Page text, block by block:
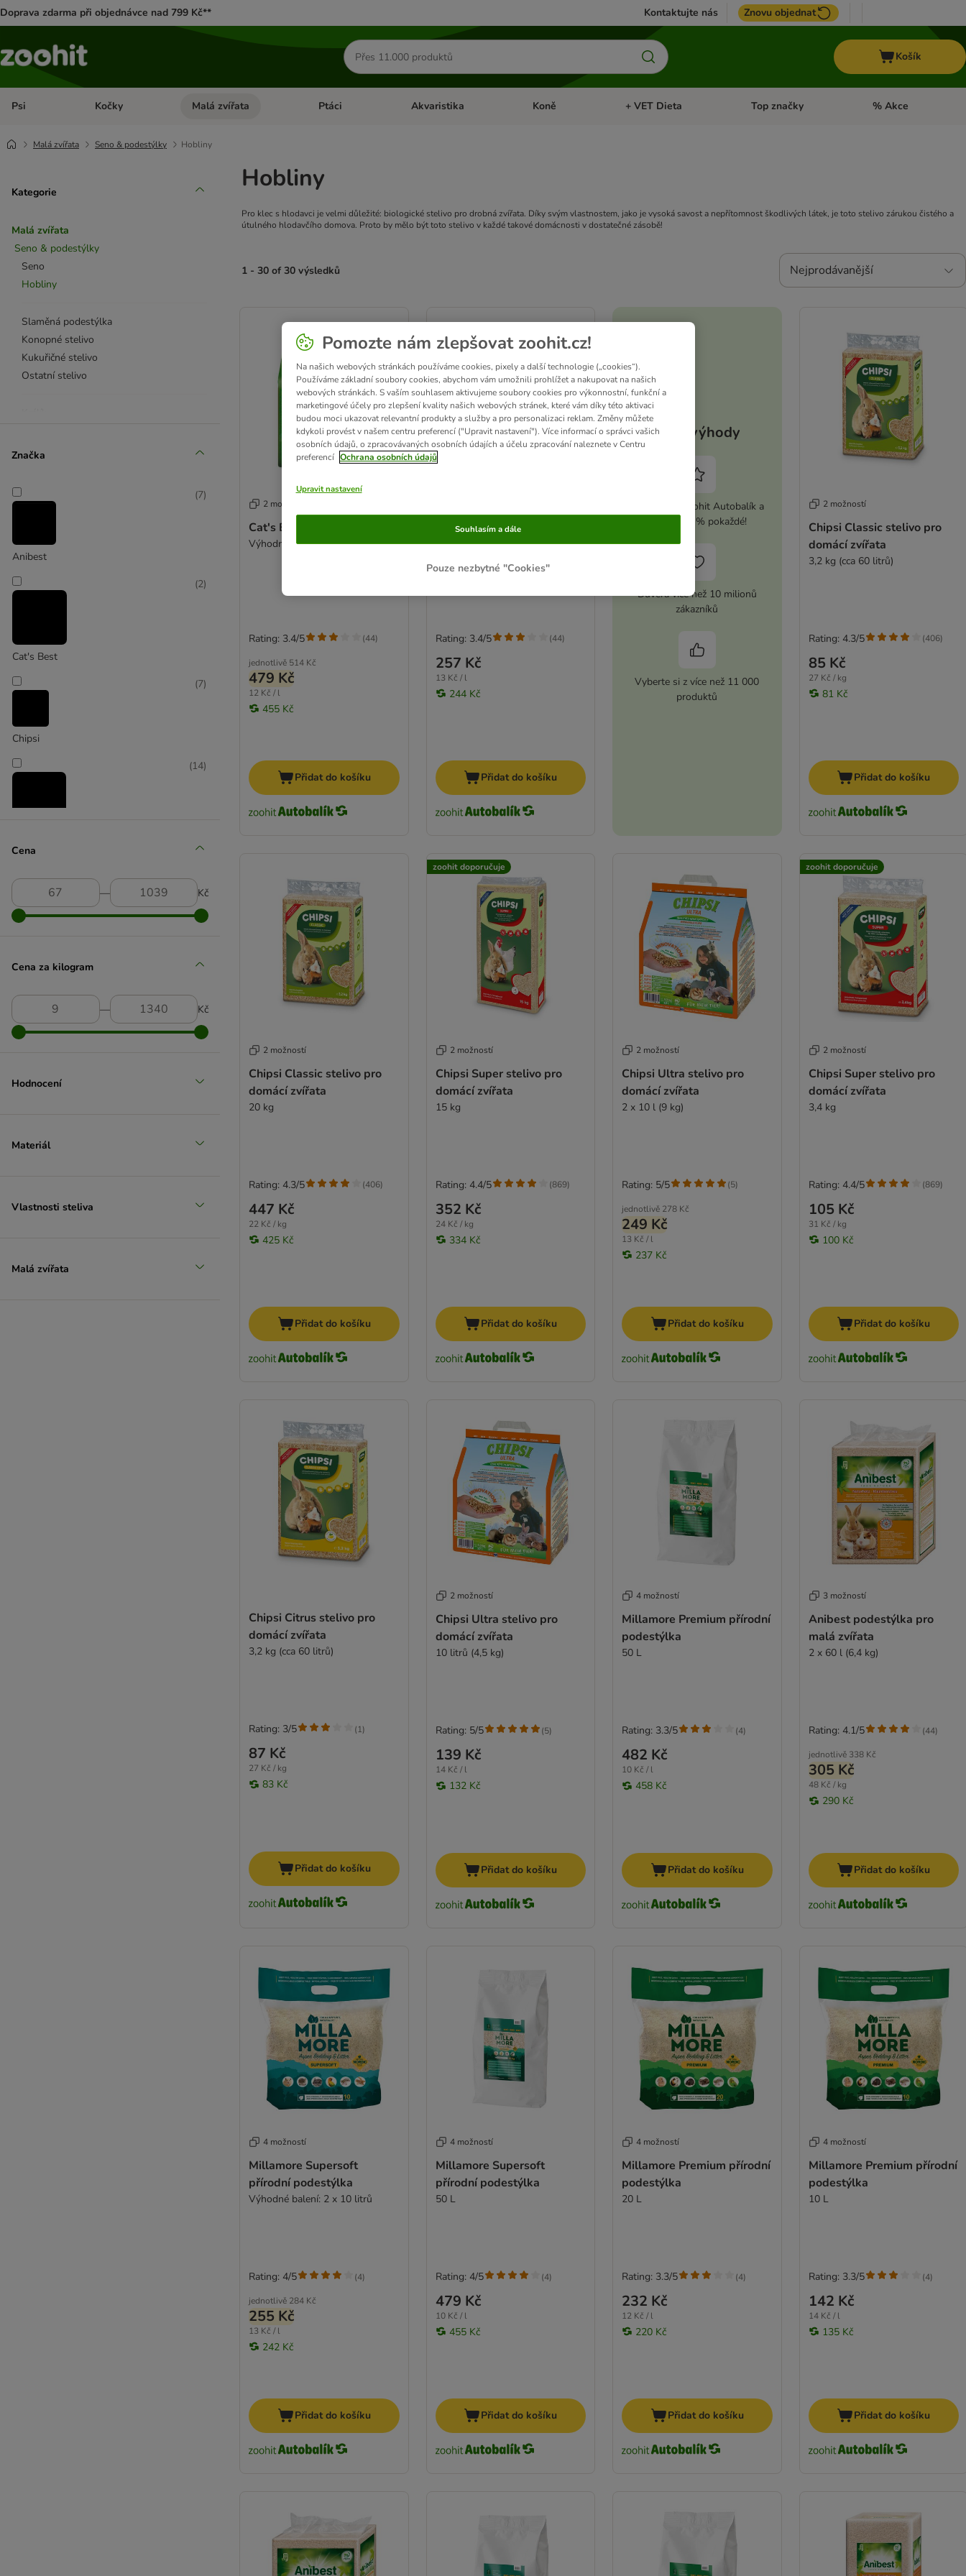
Doprava zdarma při objednávce nad 799 Kč** Kontaktujte nás Znovu objednat
Hledat
produkty
Košík
Psi Otevřít menu: Psi
Kočky Otevřít menu: Kočky
Malá zvířata Otevřít menu: Malá zvířata
Ptáci Otevřít menu: Ptáci
Akvaristika Otevřít menu: Akvaristika
Koně Otevřít menu: Koně
+ VET Dieta Otevřít menu: + VET Dieta
Top značky Otevřít menu: Top
% Akce
Malá zvířata Seno & podestýlky Hobliny
Kategorie
Malá zvířata
Seno & podestýlky
Seno
Hobliny
Slaměná podestýlka
Konopné stelivo
Kukuřičné stelivo
Ostatní stelivo
Potkan
Osmák degu
Značka
Anibest
(7)
Cat's Best
(2)
Chipsi
(7)
(14)
Cena
― Kč
Cena za kilogram
― Kč
Hodnocení
Materiál
Vlastnosti steliva
Malá zvířata
Hobliny
Pro klec s hlodavci je velmi důležité: biologické stelivo pro drobná zvířata. Díky svým vlastnostem, jako je vysoká savost a nepřítomnost škodlivých látek, je toto stelivo zárukou čistého a
útulného hlodavčího domova. Proto by mělo být toto stelivo v každé takové domácnosti v dostatečné zásobě!
1 - 30 of 30 výsledků Nejprodávanější
2 možností
Cat's Best Universal
Výhodné balení 2 x 20 l
jednotlivě 514 Kč
479 Kč
12 Kč / l
455 Kč
Rating: 3.4/5 (44)
Přidat do košíku
Cat's Best Universal
20 l (cca 11 kg)
257 Kč
13 Kč / l
244 Kč
Rating: 3.4/5 (44)
Přidat do košíku
Vaše výhody
Aktivujte si zoohit Autobalík a
ušetřete 5 % pokaždé!
Důvěra více než 10 milionů
zákazníků
Vyberte si z více než 11 000
produktů
2 možností
Chipsi Classic stelivo pro
domácí zvířata
3,2 kg (cca 60 litrů)
85 Kč
27 Kč / kg
81 Kč
Rating: 4.3/5 (406)
Přidat do košíku
2 možností
Chipsi Classic stelivo pro
domácí zvířata
20 kg
447 Kč
22 Kč / kg
425 Kč
Rating: 4.3/5 (406)
Přidat do košíku
zoohit doporučuje
2 možností
Chipsi Super stelivo pro
domácí zvířata
15 kg
352 Kč
24 Kč / kg
334 Kč
Rating: 4.4/5 (869)
Přidat do košíku
2 možností
Chipsi Ultra stelivo pro
domácí zvířata
2 x 10 l (9 kg)
jednotlivě 278 Kč
249 Kč
13 Kč / l
237 Kč
Rating: 5/5 (5)
Přidat do košíku
zoohit doporučuje
2 možností
Chipsi Super stelivo pro
domácí zvířata
3,4 kg
105 Kč
31 Kč / kg
100 Kč
Rating: 4.4/5 (869)
Přidat do košíku
Chipsi Citrus stelivo pro
domácí zvířata
3,2 kg (cca 60 litrů)
87 Kč
27 Kč / kg
83 Kč
Rating: 3/5 (1)
Přidat do košíku
2 možností
Chipsi Ultra stelivo pro
domácí zvířata
10 litrů (4,5 kg)
139 Kč
14 Kč / l
132 Kč
Rating: 5/5 (5)
Přidat do košíku
4 možností
Millamore Premium přírodní
podestýlka
50 L
482 Kč
10 Kč / l
458 Kč
Rating: 3.3/5 (4)
Přidat do košíku
3 možností
Anibest podestýlka pro
malá zvířata
2 x 60 l (6,4 kg)
jednotlivě 338 Kč
305 Kč
48 Kč / kg
290 Kč
Rating: 4.1/5 (44)
Přidat do košíku
4 možností
Millamore Supersoft
přírodní podestýlka
Výhodné balení: 2 x 10 litrů
jednotlivě 284 Kč
255 Kč
13 Kč / l
242 Kč
Rating: 4/5 (4)
Přidat do košíku
4 možností
Millamore Supersoft
přírodní podestýlka
50 L
479 Kč
10 Kč / l
455 Kč
Rating: 4/5 (4)
Přidat do košíku
4 možností
Millamore Premium přírodní
podestýlka
20 L
232 Kč
12 Kč / l
220 Kč
Rating: 3.3/5 (4)
Přidat do košíku
4 možností
Millamore Premium přírodní
podestýlka
10 L
142 Kč
14 Kč / l
135 Kč
Rating: 3.3/5 (4)
Přidat do košíku
Pomozte nám zlepšovat zoohit.cz!
Na našich webových stránkách používáme cookies, pixely a další technologie („cookies“).
Používáme základní soubory cookies, abychom vám umožnili prohlížet a nakupovat na našich
webových stránkách. S vaším souhlasem aktivujeme soubory cookies pro výkonnostní, funkční a
marketingové účely pro zlepšení kvality našich webových stránek, které vám díky této aktivaci
budou moci ukazovat relevantní produkty a služby a pro personalizaci reklam. Změny můžete
kdykoli provést v našem centru preferencí ("Upravit nastavení"). Více informací o správci vašich
osobních údajů, o zpracovávaných osobních údajích a účelu zpracování naleznete v Centru
preferencí Ochrana osobních údajů
Upravit nastavení
Pouze nezbytné "Cookies"
Souhlasím a dále